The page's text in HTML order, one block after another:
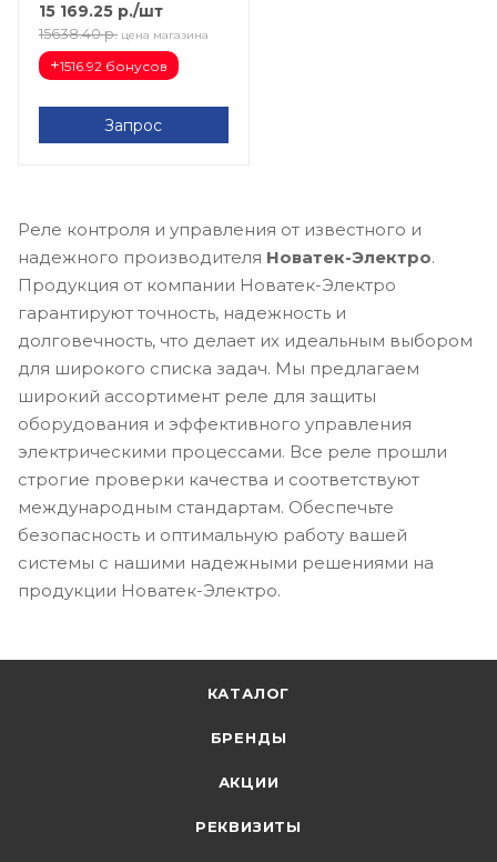
15 169.25 р./шт
15638.40 р. цена магазина
+1516.92 бонусов
Запрос
Реле контроля и управления от известного и
надежного производителя Новатек-Электро.
Продукция от компании Новатек-Электро
гарантируют точность, надежность и
долговечность, что делает их идеальным выбором
для широкого списка задач. Мы предлагаем
широкий ассортимент реле для защиты
оборудования и эффективного управления
электрическими процессами. Все реле прошли
строгие проверки качества и соответствуют
международным стандартам. Обеспечьте
безопасность и оптимальную работу вашей
системы с нашими надежными решениями на
продукции Новатек-Электро.
КАТАЛОГ
БРЕНДЫ
АКЦИИ
РЕКВИЗИТЫ